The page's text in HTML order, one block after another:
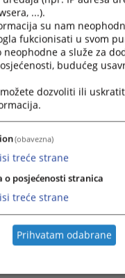
odluke
...).
su nam
fukcionisati u svom
neophodne a služe za
budućeg
dozvoliti ili
(obavezna)
treće strane
o posjećenosti stranica
treće strane
Prihvatam odabrane